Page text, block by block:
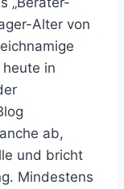
Alter von
in
ab,
und bricht
Mindestens